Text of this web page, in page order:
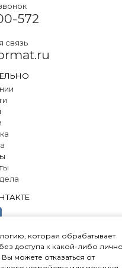
572
связь
которая обрабатывает
доступа к какой-либо
можете отказаться от